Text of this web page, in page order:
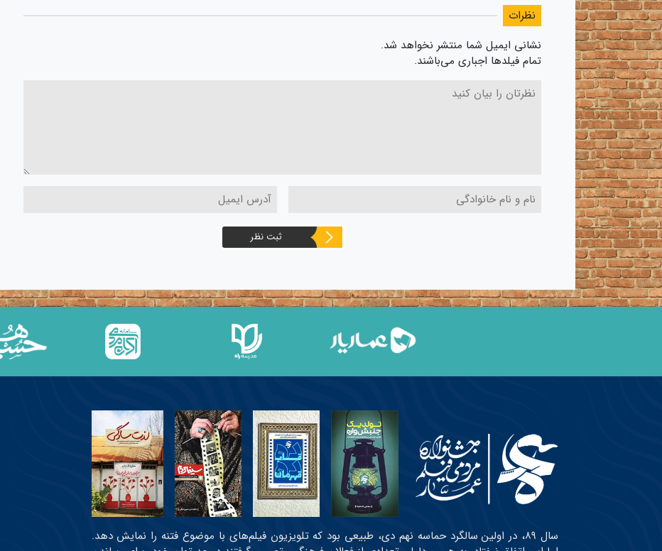
نظرات
نشانی ایمیل شما منتشر نخواهد شد.
تمام فیلدها اجباری می‌باشند.
ثبت نظر
سال ۸۹، در اولین سالگرد حماسه نهم دی، طبیعی بود که تلویزیون فیلم‌های با موضوع فتنه را نمایش دهد.